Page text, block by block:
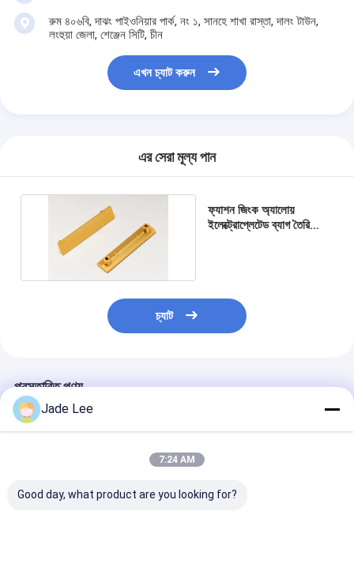
ধাতব স্লাইডিং দরজার লক
বাথরুম আনুষাঙ্গিক
বাথরুমের ক্যাবিনেটের সেট
হ্যান্ডব্যাগ আনুষাঙ্গিক হার্ডওয়্যার
রুম ৪০৬বি, দাঝং পাইওনিয়ার পার্ক, নং ১, সানহে শাখা রাস্তা, দালং টাউন,
লংহুয়া জেলা, শেঞ্জেন সিটি, চীন
এখন চ্যাট করুন
এর সেরা মূল্য পান
ফ্যাশন জিংক অ্যালোয়
ইলেক্ট্রোপ্লেটেড ব্যাগ তৈরি
চ্যাট
প্রস্তাবিত পণ্য
Jade Lee
7:24 AM
Good day, what product are you looking for?